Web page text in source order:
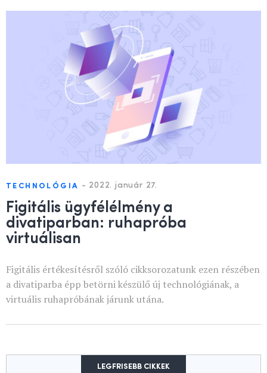
TECHNOLÓGIA - 2022. január 27.
Figitális ügyfélélmény a
divatiparban: ruhapróba
virtuálisan
Figitális értékesítésről szóló cikksorozatunk ezen részében
a divatiparba épp betörni készülő új technológiának, a
virtuális ruhapróbának járunk utána.
LEGFRISEBB CIKKEK